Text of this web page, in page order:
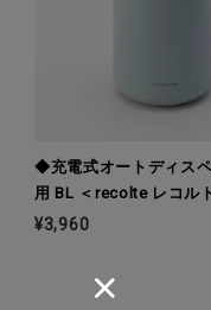
◆充電式オートディス
用 BL ＜recolte レコル
¥3,960